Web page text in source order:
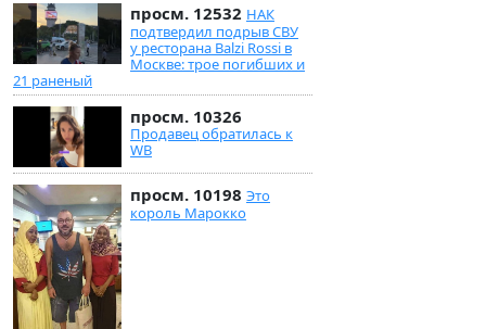
просм. 12532 НАК
подтвердил подрыв СВУ
у ресторана Balzi Rossi в
Москве: трое погибших и
21 раненый
просм. 10326
Продавец обратилась к
WB
просм. 10198 Это
король Марокко